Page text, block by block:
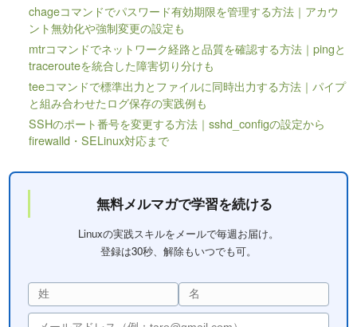
chageコマンドでパスワード有効期限を管理する方法｜アカウ
ント無効化や強制変更の設定も
mtrコマンドでネットワーク経路と品質を確認する方法｜pingと
tracerouteを統合した障害切り分けも
teeコマンドで標準出力とファイルに同時出力する方法｜パイプ
と組み合わせたログ保存の実践例も
SSHのポート番号を変更する方法｜sshd_configの設定から
firewalld・SELinux対応まで
無料メルマガで学習を続ける
Linuxの実践スキルをメールで毎週お届け。
登録は30秒、解除もいつでも可。